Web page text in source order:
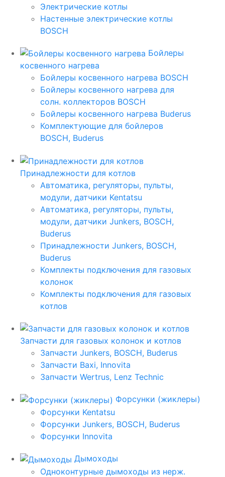
Электрические котлы
Настенные электрические котлы
BOSCH
Бойлеры
косвенного нагрева
Бойлеры косвенного нагрева BOSCH
Бойлеры косвенного нагрева для
солн. коллекторов BOSCH
Бойлеры косвенного нагрева Buderus
Комплектующие для бойлеров
BOSCH, Buderus
Принадлежности для котлов
Автоматика, регуляторы, пульты,
модули, датчики Kentatsu
Автоматика, регуляторы, пульты,
модули, датчики Junkers, BOSCH,
Buderus
Принадлежности Junkers, BOSCH,
Buderus
Комплекты подключения для газовых
колонок
Комплекты подключения для газовых
котлов
Запчасти для газовых колонок и котлов
Запчасти Junkers, BOSCH, Buderus
Запчасти Baxi, Innovita
Запчасти Wertrus, Lenz Technic
Форсунки (жиклеры)
Форсунки Kentatsu
Форсунки Junkers, BOSCH, Buderus
Форсунки Innovita
Дымоходы
Одноконтурные дымоходы из нерж.